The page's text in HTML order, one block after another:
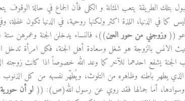
بتلك الطريقة يتعب المثانة و الكلى فأن الجماع في حالة الوقوف
كما في الدنيا، اللذة اكثر ولكنها روحية، في الدنيا تكون غفلة،
((وزوجني من حور العين))، فالنساء يدخلن الجنة وعمرهن
حيث الانس بالزوجة هو شغل وسعادة أهل الجنة، فكل امرأة
الجنة يشفع احدهما للآخر كما وعد الله خصوصاً اذا كانت زوجته
الذي يطهر باطنه وظاهره من التلوث، ويُطهّر نفسهه من كل
وسوادها، أما جمالها فقد روي عن رسول الله(ص): (( لو أن